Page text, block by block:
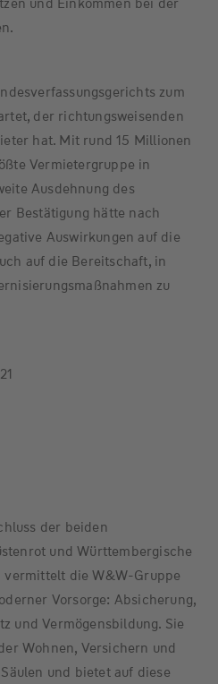
zum
der richtungsweisenden
hat. Mit rund 15 Millionen
Vermietergruppe in
Ausdehnung des
Bestätigung hätte nach
Auswirkungen auf die
auf die Bereitschaft, in
zu
der beiden
und Württembergische
die W&W-Gruppe
Vorsorge: Absicherung,
und Vermögensbildung. Sie
Wohnen, Versichern und
und bietet auf diese